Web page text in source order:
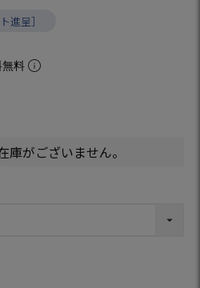
進呈］
無料
がございません。